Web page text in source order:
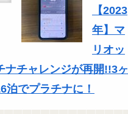
【2023
年】マ
リオッ
ナチャレンジが再開!!3ヶ
泊でプラチナに！